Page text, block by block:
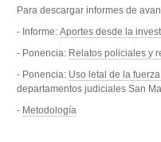
Para descargar informes de
- Informe:Aportes desde la
- Ponencia: Relatos policiales y
- Ponencia: Uso letal de la
departamentos judiciales San
- Metodología